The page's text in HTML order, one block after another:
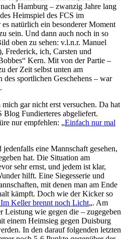
Hamburg – zwanzig Jahre lang
Heimspiel des FCS im
natürlich ein besonderer Moment
sein. Und dann auch noch in so
oben zu sehen: v.l.n.r. Manuel
Frederick, ich, Carsten und
Kern. Mit von der Partie –
der Zeit selbst unten am
sportlichen Geschehens – war
.
gar nicht erst versuchen. Da hat
Fundierteres abgeliefert.
nur empfehlen: „Einfach nur mal
eine Mannschaft gesehen,
hat. Die Situation am
sehr ernst, und jedem ist klar,
hilft. Eine Siegesserie und
mit denen man am Ende
kämpft. Doch wie der Kicker so
Im Keller brennt noch Licht„. Am
Leistung wie gegen die – zugegeben
einem Heimsieg gegen Duisburg
In den darauf folgenden letzten